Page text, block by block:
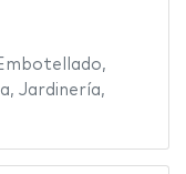
,
, Jardinería,